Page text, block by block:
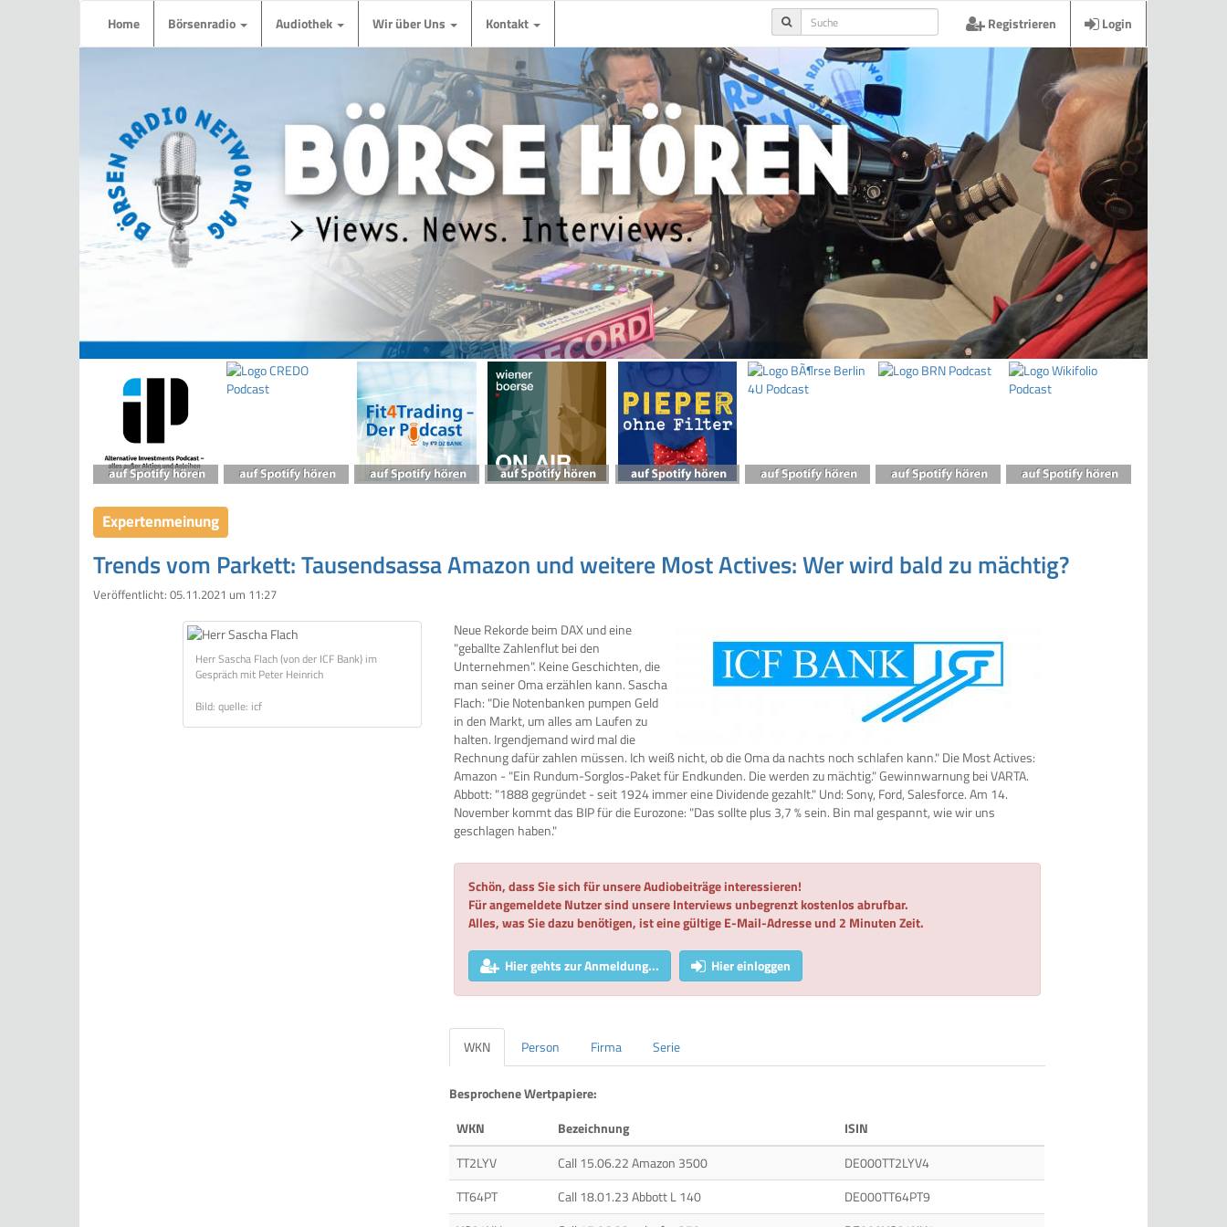
Home Börsenradio Audiothek Wir über Uns Kontakt Registrieren Login
Expertenmeinung
Trends vom Parkett: Tausendsassa Amazon und weitere Most Actives: Wer wird bald zu mächtig?
Veröffentlicht: 05.11.2021 um 11:27
Herr Sascha Flach (von der ICF Bank) im
Gespräch mit Peter Heinrich
Bild: quelle: icf
Neue Rekorde beim DAX und eine
"geballte Zahlenflut bei den
Unternehmen". Keine Geschichten, die
man seiner Oma erzählen kann. Sascha
Flach: "Die Notenbanken pumpen Geld
in den Markt, um alles am Laufen zu
halten. Irgendjemand wird mal die
Rechnung dafür zahlen müssen. Ich weiß nicht, ob die Oma da nachts noch schlafen kann." Die Most Actives:
Amazon - "Ein Rundum-Sorglos-Paket für Endkunden. Die werden zu mächtig." Gewinnwarnung bei VARTA.
Abbott: "1888 gegründet - seit 1924 immer eine Dividende gezahlt." Und: Sony, Ford, Salesforce. Am 14.
November kommt das BIP für die Eurozone: "Das sollte plus 3,7 % sein. Bin mal gespannt, wie wir uns
geschlagen haben."
Schön, dass Sie sich für unsere Audiobeiträge interessieren!
Für angemeldete Nutzer sind unsere Interviews unbegrenzt kostenlos abrufbar.
Alles, was Sie dazu benötigen, ist eine gültige E-Mail-Adresse und 2 Minuten Zeit.
Hier gehts zur Anmeldung... Hier einloggen
WKN Person Firma Serie
Besprochene Wertpapiere:
WKN
Bezeichnung
ISIN
TT2LYV
Call 15.06.22 Amazon 3500
DE000TT2LYV4
TT64PT
Call 18.01.23 Abbott L 140
DE000TT64PT9